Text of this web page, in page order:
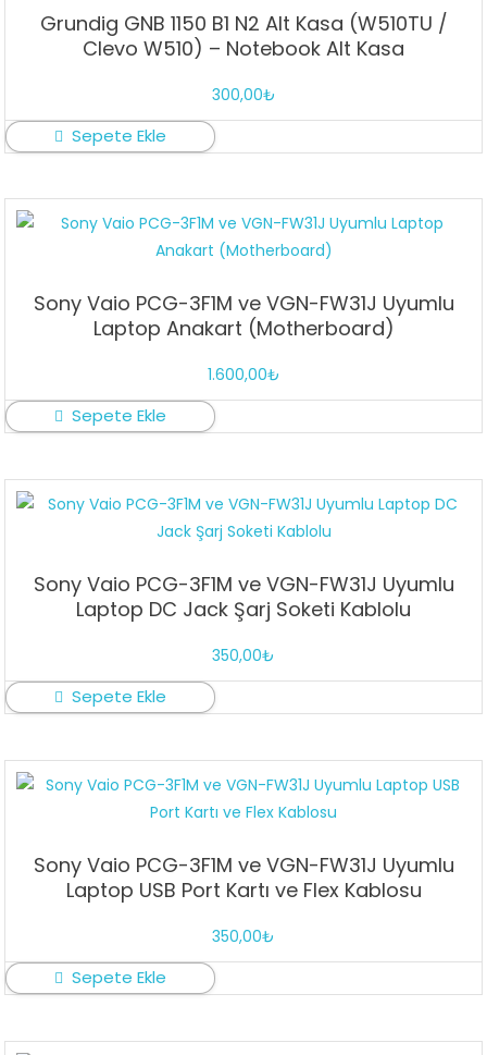
Grundig GNB 1150 B1 N2 Alt Kasa (W510TU /
Clevo W510) – Notebook Alt Kasa
300,00₺
Sepete Ekle
Sony Vaio PCG-3F1M ve VGN-FW31J Uyumlu
Laptop Anakart (Motherboard)
1.600,00₺
Sepete Ekle
Sony Vaio PCG-3F1M ve VGN-FW31J Uyumlu
Laptop DC Jack Şarj Soketi Kablolu
350,00₺
Sepete Ekle
Sony Vaio PCG-3F1M ve VGN-FW31J Uyumlu
Laptop USB Port Kartı ve Flex Kablosu
350,00₺
Sepete Ekle